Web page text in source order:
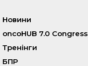
Новини
oncoHUB 7.0 Congress
Тренінги
БПР